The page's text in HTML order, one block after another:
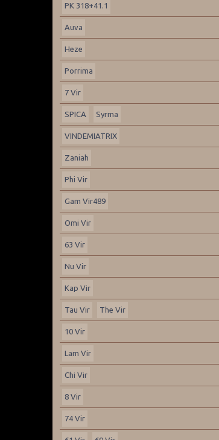
PK 318+41.1
Auva
Heze
Porrima
7 Vir
SPICA Syrma
VINDEMIATRIX
Zaniah
Phi Vir
Gam Vir489
Omi Vir
63 Vir
Nu Vir
Kap Vir
Tau Vir The Vir
10 Vir
Lam Vir
Chi Vir
8 Vir
74 Vir